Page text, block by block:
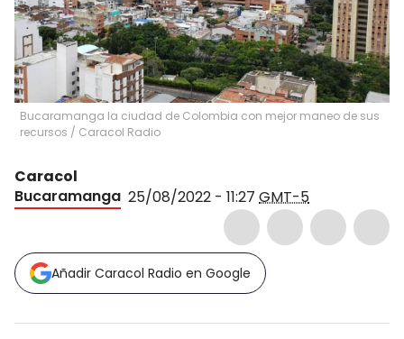
Bucaramanga la ciudad de Colombia con mejor maneo de sus
recursos / Caracol Radio
Caracol
Bucaramanga 25/08/2022 - 11:27 GMT-5
Añadir Caracol Radio en Google